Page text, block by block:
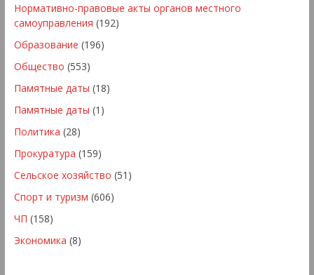
Нормативно-правовые акты органов местного
самоуправления (192)
Образование (196)
Общество (553)
Памятные даты (18)
Памятные даты (1)
Политика (28)
Прокуратура (159)
Сельское хозяйство (51)
Спорт и туризм (606)
ЧП (158)
Экономика (8)